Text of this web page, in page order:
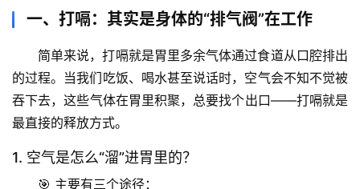
一、打嗝：其实是身体的“排气阀”在工作
简单来说，打嗝就是胃里多余气体通过食道从口腔排出
的过程。当我们吃饭、喝水甚至说话时，空气会不知不觉被
吞下去，这些气体在胃里积聚，总要找个出口——打嗝就是
最直接的释放方式。
1. 空气是怎么“溜”进胃里的？
🎯 主要有三个途径：